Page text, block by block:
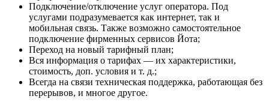
Подключение/отключение услуг оператора. Под
услугами подразумевается как интернет, так и
мобильная связь. Также возможно самостоятельное
подключение фирменных сервисов Йота;
Переход на новый тарифный план;
Вся информация о тарифах — их характеристики,
стоимость, доп. условия и т. д.;
Всегда на связи техническая поддержка, работающая без
перерывов, и многое другое.